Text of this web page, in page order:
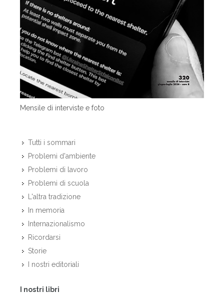
Mensile di interviste e foto
Tutti i sommari
Problemi d'ambiente
Problemi di lavoro
Problemi di scuola
L'altra tradizione
In memoria
Internazionalismo
Ricordarsi
Storie
I nostri editoriali
I nostri libri